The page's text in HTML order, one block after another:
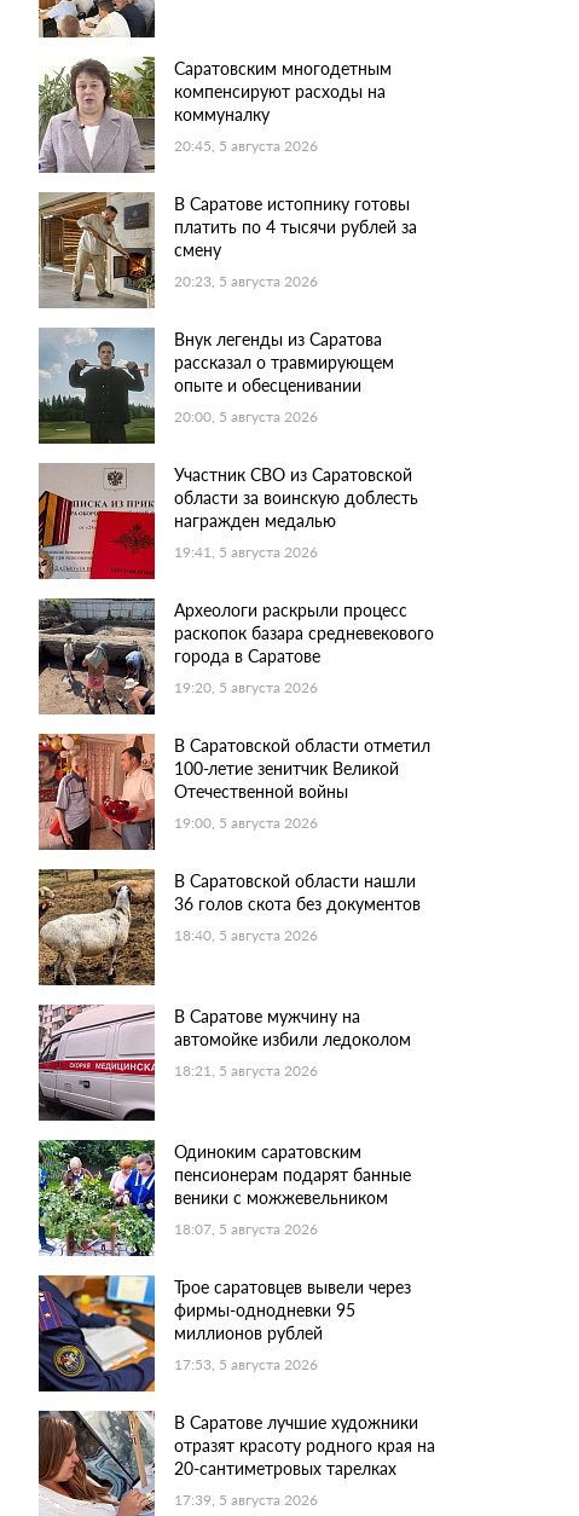
Саратовским многодетным
компенсируют расходы на
коммуналку
20:45, 5 августа 2026
В Саратове истопнику готовы
платить по 4 тысячи рублей за
смену
20:23, 5 августа 2026
Внук легенды из Саратова
рассказал о травмирующем
опыте и обесценивании
20:00, 5 августа 2026
Участник СВО из Саратовской
области за воинскую доблесть
награжден медалью
19:41, 5 августа 2026
Археологи раскрыли процесс
раскопок базара средневекового
города в Саратове
19:20, 5 августа 2026
В Саратовской области отметил
100-летие зенитчик Великой
Отечественной войны
19:00, 5 августа 2026
В Саратовской области нашли
36 голов скота без документов
18:40, 5 августа 2026
В Саратове мужчину на
автомойке избили ледоколом
18:21, 5 августа 2026
Одиноким саратовским
пенсионерам подарят банные
веники с можжевельником
18:07, 5 августа 2026
Трое саратовцев вывели через
фирмы-однодневки 95
миллионов рублей
17:53, 5 августа 2026
В Саратове лучшие художники
отразят красоту родного края на
20-сантиметровых тарелках
17:39, 5 августа 2026